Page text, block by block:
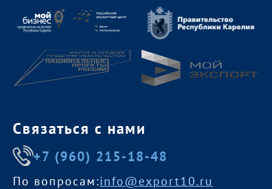
Связаться с нами
+7 (960) 215-18-48
По вопросам:info@export10.ru